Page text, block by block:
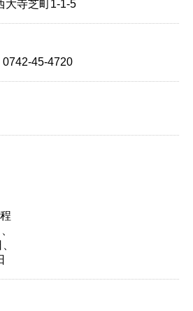
大寺芝町1-1-5
45-4720